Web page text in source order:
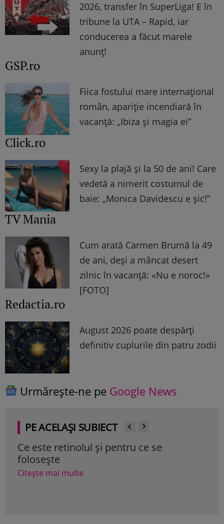
2026, transfer în SuperLiga! E în
tribune la UTA – Rapid, iar
conducerea a făcut marele
anunț!
GSP.ro
Fiica fostului mare internațional
român, apariție incendiară în
vacanță: „Ibiza și magia ei”
Click.ro
Sexy la plajă și la 50 de ani! Care
vedetă a nimerit costumul de
baie: „Monica Davidescu e șic!”
TV Mania
Cum arată Carmen Brumă la 49
de ani, deși a mâncat desert
zilnic în vacanță: «Nu e noroc!»
[FOTO]
Redactia.ro
August 2026 poate despărți
definitiv cuplurile din patru zodii
Urmărește-ne pe Google News
PE ACELAȘI SUBIECT
Ce este retinolul și pentru ce se
folosește
Citește mai multe